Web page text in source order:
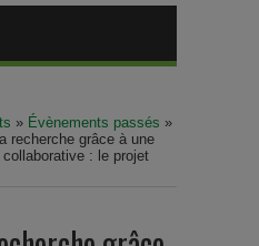
» Évènements passés »
recherche grâce à une
: le projet